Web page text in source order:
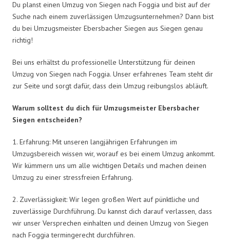
Du planst einen Umzug von Siegen nach Foggia und bist auf der
Suche nach einem zuverlässigen Umzugsunternehmen? Dann bist
du bei Umzugsmeister Ebersbacher Siegen aus Siegen genau
richtig!
Bei uns erhältst du professionelle Unterstützung für deinen
Umzug von Siegen nach Foggia. Unser erfahrenes Team steht dir
zur Seite und sorgt dafür, dass dein Umzug reibungslos abläuft.
Warum solltest du dich für Umzugsmeister Ebersbacher
Siegen entscheiden?
1. Erfahrung: Mit unseren langjährigen Erfahrungen im
Umzugsbereich wissen wir, worauf es bei einem Umzug ankommt.
Wir kümmern uns um alle wichtigen Details und machen deinen
Umzug zu einer stressfreien Erfahrung.
2. Zuverlässigkeit: Wir legen großen Wert auf pünktliche und
zuverlässige Durchführung. Du kannst dich darauf verlassen, dass
wir unser Versprechen einhalten und deinen Umzug von Siegen
nach Foggia termingerecht durchführen.